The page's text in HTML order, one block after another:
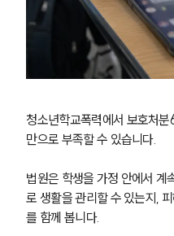
청소년학교폭력에서 보호처
만으로 부족할 수 있습니다.
법원은 학생을 가정 안에서 계
로 생활을 관리할 수 있는지,
를 함께 봅니다.